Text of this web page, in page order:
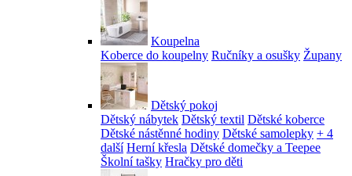
Koupelna
Koberce do koupelny Ručníky a osušky Župany
Dětský pokoj
Dětský nábytek Dětský textil Dětské koberce
Dětské nástěnné hodiny Dětské samolepky + 4
další Herní křesla Dětské domečky a Teepee
Školní tašky Hračky pro děti